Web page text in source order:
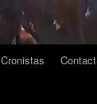
Contact